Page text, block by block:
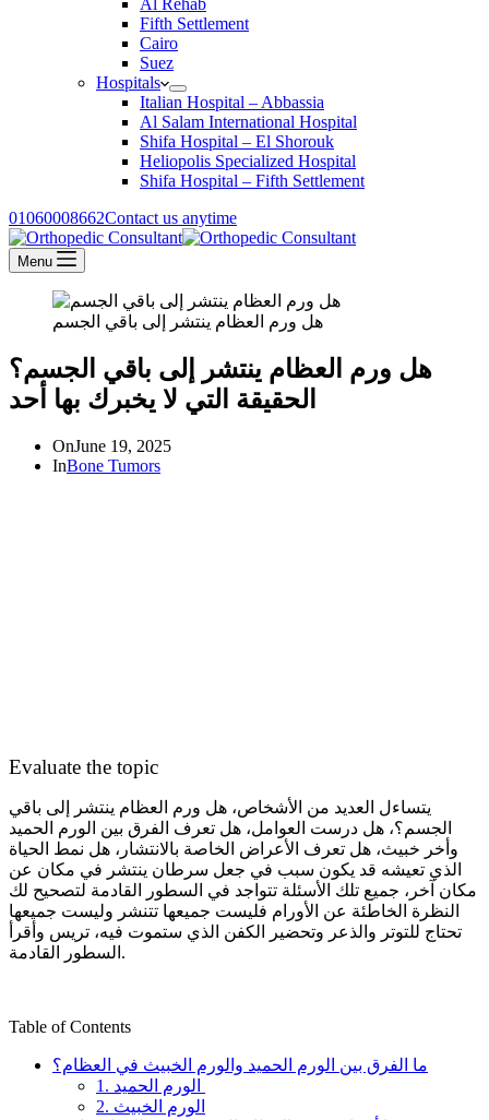
Al Rehab
Fifth Settlement
Cairo
Suez
Hospitals
Italian Hospital – Abbassia
Al Salam International Hospital
Shifa Hospital – El Shorouk
Heliopolis Specialized Hospital
Shifa Hospital – Fifth Settlement
01060008662Contact us anytime
Menu
هل ورم العظام ينتشر إلى باقي الجسم
هل ورم العظام ينتشر إلى باقي الجسم؟
الحقيقة التي لا يخبرك بها أحد
OnJune 19, 2025
InBone Tumors
Evaluate the topic
يتساءل العديد من الأشخاص، هل ورم العظام ينتشر إلى باقي
الجسم؟، هل درست العوامل، هل تعرف الفرق بين الورم الحميد
وأخر خبيث، هل تعرف الأعراض الخاصة بالانتشار، هل نمط الحياة
الذي تعيشه قد يكون سبب في جعل سرطان ينتشر في مكان عن
مكان آخر، جميع تلك الأسئلة تتواجد في السطور القادمة لتصحيح لك
النظرة الخاطئة عن الأورام فليست جميعها تتنشر وليست جميعها
تحتاج للتوتر والذعر وتحضير الكفن الذي ستموت فيه، تريس وأقرأ
السطور القادمة.
Table of Contents
ما الفرق بين الورم الحميد والورم الخبيث في العظام؟
2. الورم الخبيث